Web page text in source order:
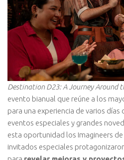
Destination D23: A Journey Around
evento bianual que reúne a los
para una experiencia de varios días
eventos especiales y grandes
esta oportunidad los Imagineers
invitados especiales